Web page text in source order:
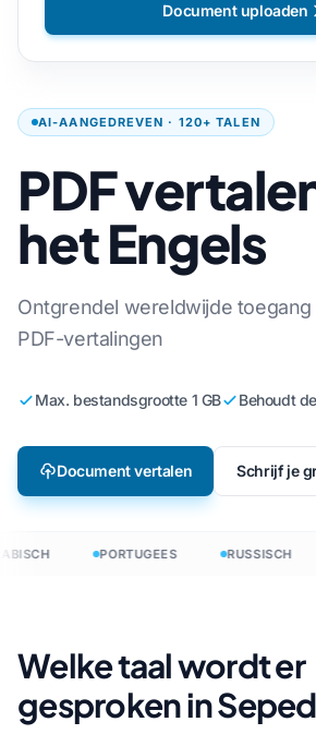
AI-AANGEDREVEN · 120+ TALEN
PDF
het Engels
Ontgrendel wereldwijde
PDF-vertalingen
Max. bestandsgrootte 1 GB Behoudt
Document vertalen Schrijf je
Document uploaden
PORTUGEES RUSSISCH
Welke taal wordt er
gesproken in